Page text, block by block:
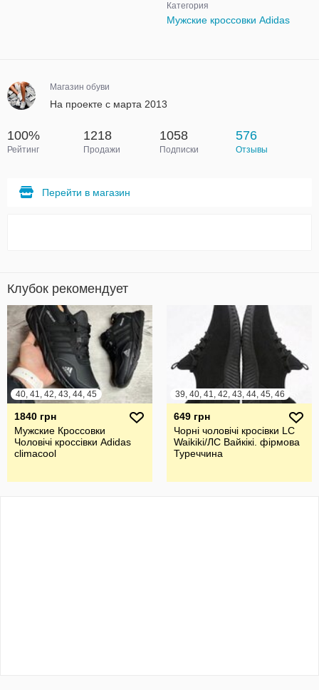
Категория
Мужские кроссовки Adidas
Магазин обуви
На проекте с марта 2013
100%
Рейтинг
1218
Продажи
1058
Подписки
576
Отзывы
Перейти в магазин
Клубок рекомендует
40, 41, 42, 43, 44, 45
1840 грн
Мужские Кроссовки
Чоловічі кроссівки Adidas
climacool
39, 40, 41, 42, 43, 44, 45, 46
649 грн
Чорні чоловічі кросівки LC
Waikiki/ЛС Вайкікі. фірмова
Туреччина